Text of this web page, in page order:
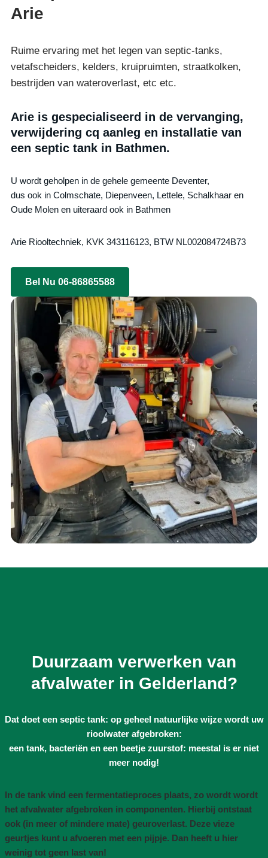
Arie
Ruime ervaring met het legen van septic-tanks,
vetafscheiders, kelders, kruipruimten, straatkolken,
bestrijden van wateroverlast, etc etc.
Arie is gespecialiseerd in de vervanging,
verwijdering cq aanleg en installatie van
een septic tank in Bathmen.
U wordt geholpen in de gehele gemeente Deventer,
dus ook in Colmschate, Diepenveen, Lettele, Schalkhaar en
Oude Molen en uiteraard ook in Bathmen
Arie Riooltechniek, KVK 343116123, BTW NL002084724B73
Bel Nu 06-86865588
Duurzaam verwerken van
afvalwater in Gelderland?
Dat doet een septic tank: op geheel natuurlijke wijze wordt uw
rioolwater afgebroken:
een tank, bacteriën en een beetje zuurstof: meestal is er niet
meer nodig!
In de tank vind een fermentatieproces plaats, zo wordt wordt
het afvalwater afgebroken in componenten. Hierbij ontstaat
ook (in meer of mindere mate) geuroverlast. Deze vieze
geurtjes kunt u afvoeren met een pijpje. Dan heeft u hier
weinig tot geen last van!